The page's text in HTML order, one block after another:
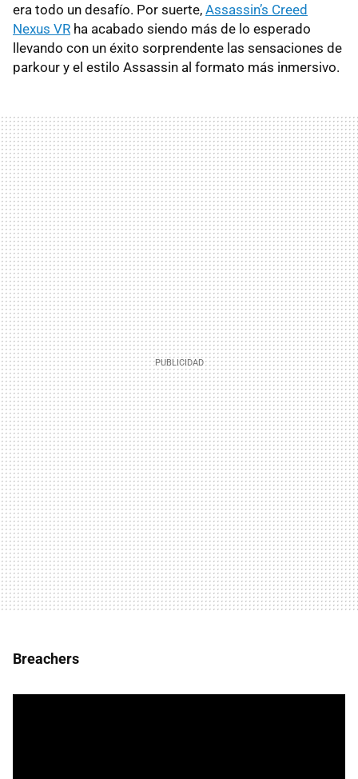
era todo un desafío. Por suerte, Assassin’s Creed
Nexus VR ha acabado siendo más de lo esperado
llevando con un éxito sorprendente las sensaciones de
parkour y el estilo Assassin al formato más inmersivo.
Breachers